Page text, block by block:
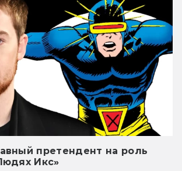
претендент на роль
Икс»